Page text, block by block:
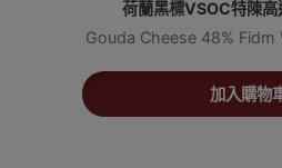
荷蘭黑標VSOC特陳
Gouda Cheese 48% Fidm
加入購物